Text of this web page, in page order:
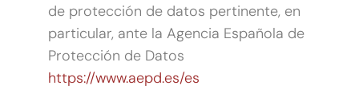
de protección de datos pertinente, en
particular, ante la Agencia Española de
Protección de Datos
https://www.aepd.es/es